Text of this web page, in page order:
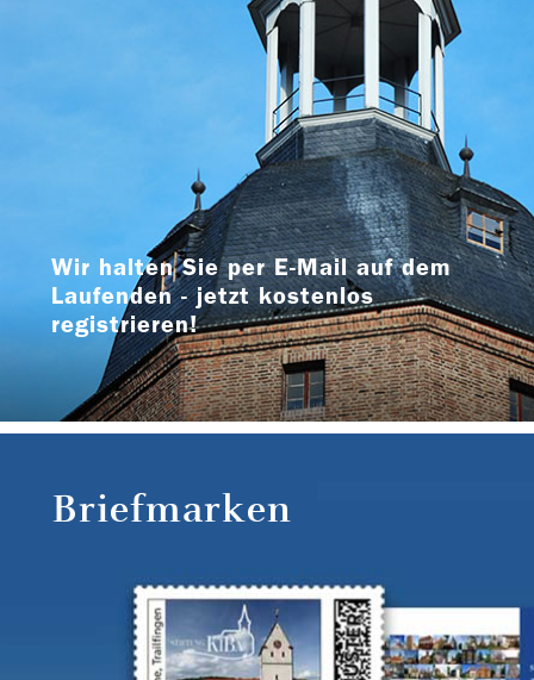
Wir halten Sie per E-Mail auf dem
Laufenden - jetzt kostenlos
registrieren!
Briefmarken